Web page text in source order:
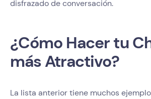
disfrazado de conversación.
¿Cómo Hacer tu
más Atractivo?
La lista anterior tiene muchos